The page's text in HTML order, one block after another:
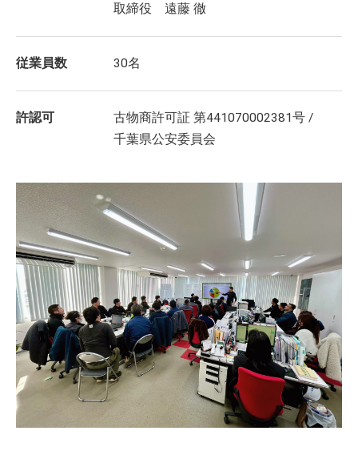
取締役 遠藤 徹
従業員数 30名
許認可
古物商許可証 第441070002381号 /
千葉県公安委員会